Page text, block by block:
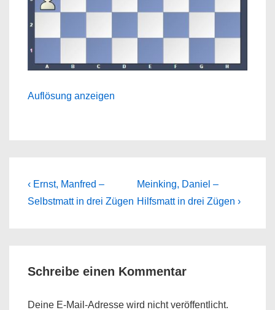
Auflösung anzeigen
Beitragsnavigation
Previous
Post
‹ Ernst, Manfred –
Selbstmatt in drei Zügen
Next
Post
Meinking, Daniel –
Hilfsmatt in drei Zügen ›
Schreibe einen Kommentar
Deine E-Mail-Adresse wird nicht veröffentlicht.